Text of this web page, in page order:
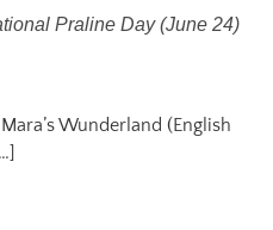
Praline Day (June 24)
Wunderland (English